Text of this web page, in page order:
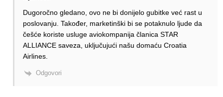
Dugoročno gledano, ovo ne bi donijelo gubitke već rast u
poslovanju. Također, marketinški bi se potaknulo ljude da
češće koriste usluge aviokompanija članica STAR
ALLIANCE saveza, uključujući našu domaću Croatia
Airlines.
Odgovori